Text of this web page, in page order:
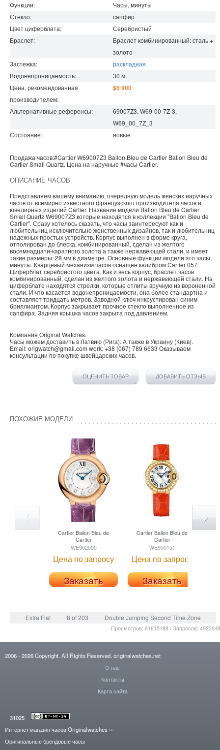
Функции:
Часы, минуты
Стекло:
сапфир
Цвет циферблата:
Серебристый
Браслет:
Браслет комбинированный: сталь +
золото
Застежка:
раскладная
Водонепроницаемость: 30 м
Цена, рекомендованная
производителем:
$6 900
Альтернативные референсы:
69007Z3, W69-00-7Z-3,
W69_00_7Z_3
Состояние:
новые
Продажа часов:#CartierW69007Z3 Ballon Bleu de Cartier Ballon Bleu de
Cartier Small Quartz. Цена на наручные #часы Cartier.
ОПИСАНИЕ ЧАСОВ
Представляем вашему вниманию, очередную модель женских наручных
часов от всемирно известного французского производителя часов и
ювелирных изделий Cartier. Название модели Ballon Bleu de Cartier
Small Quartz W69007Z3 которые находятся в коллекции "Ballon Bleu de
Cartier". Сразу хотелось сказать, что часы заинтересуют как и
любительниц исключительно женственных дизайнов, так и любительниц
надежных простых устройств. Корпус выполнен в форме круга,
отполирован до блеска, комбинированный, сделан из желтого
восемнадцати-каратного золота а также нержавеющей стали, и имеет
такие размеры: 28 мм в диаметре. Основные функции модели это часы,
минуты. Кварцевый механизм часов оснащен калибром Cartier 057.
Циферблат серебристого цвета. Как и весь корпус, браслет часов
комбинированный, сделан из желтого золота и нержавеющей стали. На
циферблате находятся стрелки, которые отлиты вручную из вороненной
стали. И что касается водонепроницаемости, она более стандартна и
составляет тридцать метров. Заводной ключ инкрустирован синим
бриллиантом. Корпус закрывает прочное стекло выполненное из
сапфира. Задняя крышка часов закрыта под давлением.
Компания Original Watches.
Часы можем доставить в Латвию (Рига). А также вУкраину (Киев).
Email:origwatch@gmail.com work:+38 (067) 789 6633 Оказываем
консультации по покупке швейцарских часов.
ОЦЕНИТЬ ТОВАР ДОБАВИТЬ ОТЗЫВ
ПОХОЖИЕ МОДЕЛИ
Cartier Ballon Bleu de
Cartier
WE902050
Цена по запросу
Заказать
Cartier Ballon Bleu de
Cartier
WE900151
Цена по запросу
Заказать
Extra Flat 8 of 203 Double Jumping Second Time Zone
Просмотров: 61815188 / Запросов:
2006- 2026Copyright. All Rights Reserved. originalwatches.net
О нас
Контакты
Карта сайта
31025
Интернет магазин часов Originalwatches ››
Оригинальные брендовые часы